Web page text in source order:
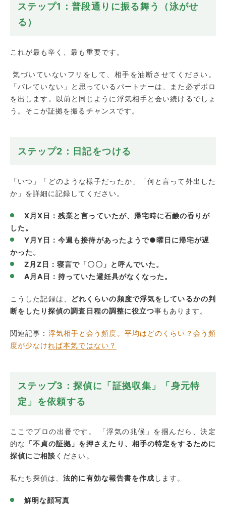
ステップ1：普段通りに振る舞う（泳がせ
る）
これが最も辛く、最も重要です。
気づいていないフリをして、相手を油断させてください。
「バレていない」と思っているパートナーは、また必ずボロ
を出します。以前と同じように浮気相手と会い続けるでしょ
う。そこが証拠を撮るチャンスです。
ステップ2：日記をつける
「いつ」「どのような様子だったか」「何と言って外出した
か」を詳細に記録してください。
X月X日：残業と言っていたが、帰宅時に石鹸の香りが
した。
Y月Y日：今週も接待があったようで●曜日に帰宅が遅
かった。
Z月Z日：寝言で「〇〇」と呼んでいた。
A月A日：持っていた避妊具がなくなった。
こうした記録は、
どれくらいの頻度で浮気をしているかの判
断をしたり探偵の調査日程の調整に役立つ事もあります。
関連記事： 浮気相手と会う頻度。平均はどのくらい？会う頻
度が少なければ本気ではない？
ステップ3：探偵に「証拠収集」「身元特
定」を依頼する
ここでプロの出番です。 「浮気の兆候」を掴んだら、決定
的な 「不貞の証拠」を押さえたり、相手の特定をするために
探偵にご相談 ください。
私たち探偵は、法的に有効な報告書を作成 します。
鮮明な顔写真